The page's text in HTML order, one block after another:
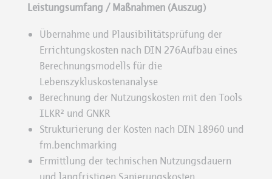
Leistungsumfang / Maßnahmen (Auszug)
Übernahme und Plausibilitätsprüfung der
Errichtungskosten nach DIN 276Aufbau eines
Berechnungsmodells für die
Lebenszykluskostenanalyse
Berechnung der Nutzungskosten mit den Tools
ILKR² und GNKR
Strukturierung der Kosten nach DIN 18960 und
fm.benchmarking
Ermittlung der technischen Nutzungsdauern